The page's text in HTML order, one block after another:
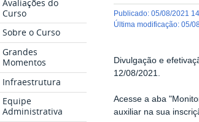
Avaliações do
Curso
Sobre o Curso
Grandes
Momentos
Infraestrutura
Equipe
Administrativa
publicado:05/08/2021
última modificação:05/
Divulgação e
12/08/2021.
Acesse a aba
auxiliar na sua